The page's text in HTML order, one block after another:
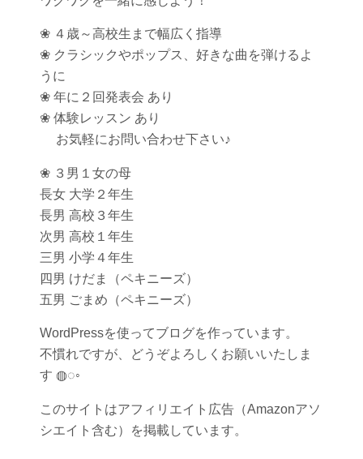
❀ ４歳～高校生まで幅広く指導
❀ クラシックやポップス、好きな曲を弾けるよ
うに
❀ 年に２回発表会 あり
❀ 体験レッスン あり
お気軽にお問い合わせ下さい♪
❀ ３男１女の母
長女 大学２年生
長男 高校３年生
次男 高校１年生
三男 小学４年生
四男 けだま（ペキニーズ）
五男 ごまめ（ペキニーズ）
WordPressを使ってブログを作っています。
不慣れですが、どうぞよろしくお願いいたしま
す ◍◌◦
このサイトはアフィリエイト広告（Amazonアソ
シエイト含む）を掲載しています。